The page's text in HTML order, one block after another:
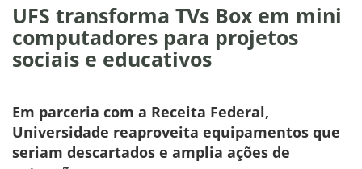
UFS transforma TVs Box em mini
computadores para projetos
sociais e educativos
Em parceria com a Receita Federal,
Universidade reaproveita equipamentos que
seriam descartados e amplia ações de